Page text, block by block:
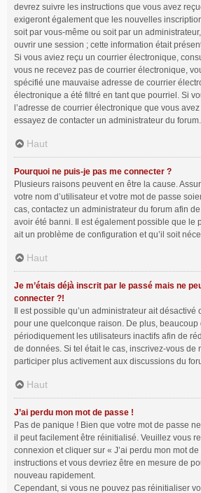
devrez suivre les instructions que vous avez
exigeront également que les nouvelles
soit par vous-même ou soit par un
ouvrir une session ; cette information était
Si vous aviez reçu un courrier électronique,
vous ne recevez pas de courrier électronique,
spécifié une mauvaise adresse de courrier
électronique a été filtré en tant que pourriel. Si
l’adresse de courrier électronique que vous
essayez de contacter un administrateur du forum.
Haut
Pourquoi ne puis-je pas me connecter ?
Plusieurs raisons peuvent en être la cause.
votre nom d’utilisateur et votre mot de passe
cas, contactez un administrateur du forum afin
avoir été banni. Il est également possible que le
ait un problème de configuration et qu’il soit
Haut
Je m’étais déjà inscrit par le passé mais ne
connecter ?!
Il est possible qu’un administrateur ait
pour une quelconque raison. De plus, beaucoup
périodiquement les utilisateurs inactifs afin de
de données. Si tel était le cas, inscrivez-vous de
participer plus activement aux discussions du
Haut
J’ai perdu mon mot de passe !
Pas de panique ! Bien que votre mot de passe
il peut facilement être réinitialisé. Veuillez vous
connexion et cliquer sur « J’ai perdu mon mot
instructions et vous devriez être en mesure de
nouveau rapidement.
Cependant, si vous ne pouvez pas réinitialiser